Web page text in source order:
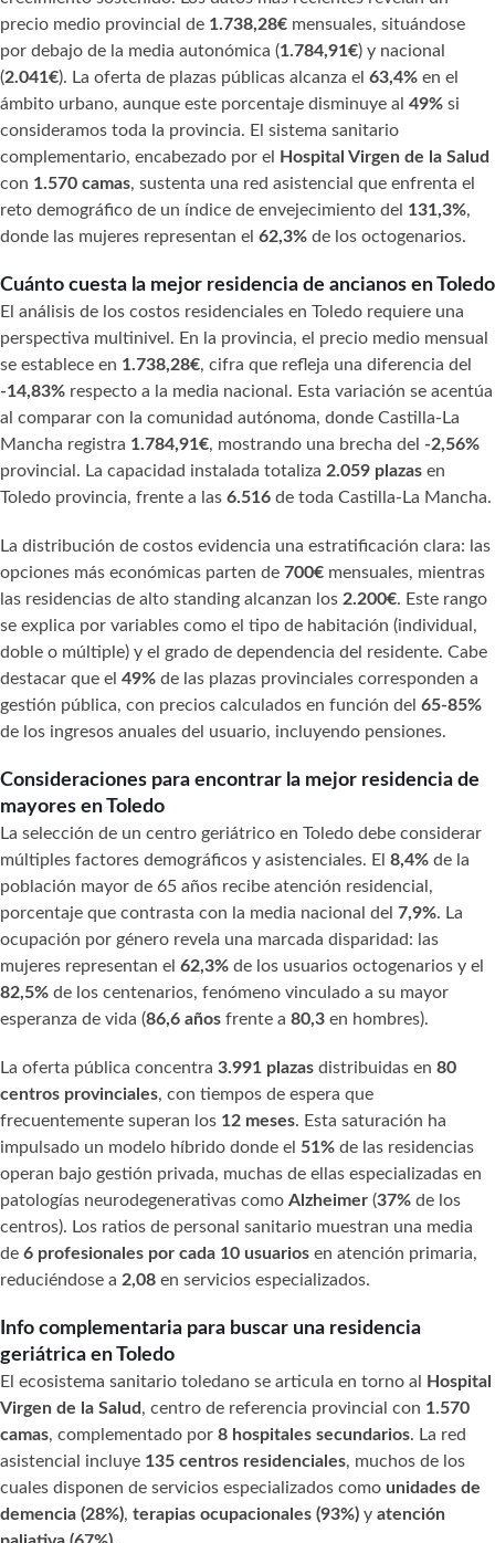
precio medio provincial de 1.738,28€ mensuales, situándose
por debajo de la media autonómica (1.784,91€) y nacional
(2.041€). La oferta de plazas públicas alcanza el 63,4% en el
ámbito urbano, aunque este porcentaje disminuye al 49% si
consideramos toda la provincia. El sistema sanitario
complementario, encabezado por el
Hospital Virgen de la Salud
con 1.570 camas, sustenta una red asistencial que enfrenta el
reto demográfico de un índice de envejecimiento del 131,3%,
donde las mujeres representan el 62,3% de los octogenarios.
Cuánto cuesta la mejor residencia de ancianos en Toledo
El análisis de los costos residenciales en Toledo requiere una
perspectiva multinivel. En la provincia, el precio medio mensual
se establece en 1.738,28€, cifra que refleja una diferencia del
-14,83% respecto a la media nacional. Esta variación se acentúa
al comparar con la comunidad autónoma, donde Castilla-La
Mancha registra 1.784,91€, mostrando una brecha del -2,56%
provincial. La capacidad instalada totaliza 2.059 plazas en
Toledo provincia, frente a las 6.516 de toda Castilla-La Mancha.
La distribución de costos evidencia una estratificación clara: las
opciones más económicas parten de 700€ mensuales, mientras
las residencias de alto standing alcanzan los 2.200€. Este rango
se explica por variables como el tipo de habitación (individual,
doble o múltiple) y el grado de dependencia del residente. Cabe
destacar que el 49% de las plazas provinciales corresponden a
gestión pública, con precios calculados en función del 65-85%
de los ingresos anuales del usuario, incluyendo pensiones.
Consideraciones para encontrar la mejor residencia de
mayores en Toledo
La selección de un centro geriátrico en Toledo debe considerar
múltiples factores demográficos y asistenciales. El 8,4% de la
población mayor de 65 años recibe atención residencial,
porcentaje que contrasta con la media nacional del 7,9%. La
ocupación por género revela una marcada disparidad: las
mujeres representan el 62,3% de los usuarios octogenarios y el
82,5% de los centenarios, fenómeno vinculado a su mayor
esperanza de vida (86,6 años frente a 80,3 en hombres).
La oferta pública concentra 3.991 plazas distribuidas en 80
centros provinciales, con tiempos de espera que
frecuentemente superan los 12 meses. Esta saturación ha
impulsado un modelo híbrido donde el 51% de las residencias
operan bajo gestión privada, muchas de ellas especializadas en
patologías neurodegenerativas como Alzheimer (37% de los
centros). Los ratios de personal sanitario muestran una media
de 6 profesionales por cada 10 usuarios en atención primaria,
reduciéndose a 2,08 en servicios especializados.
Info complementaria para buscar una residencia
geriátrica en Toledo
El ecosistema sanitario toledano se articula en torno al
Hospital
Virgen de la Salud , centro de referencia provincial con 1.570
camas, complementado por 8 hospitales secundarios. La red
asistencial incluye 135 centros residenciales, muchos de los
cuales disponen de servicios especializados como unidades de
demencia (28%), terapias ocupacionales (93%) y atención